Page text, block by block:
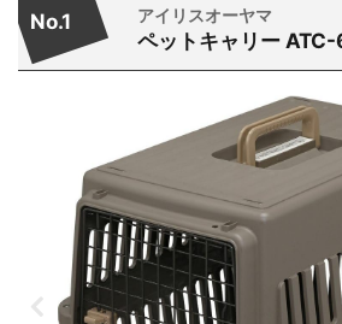
No.1 アイリスオーヤマ
ペットキャリー